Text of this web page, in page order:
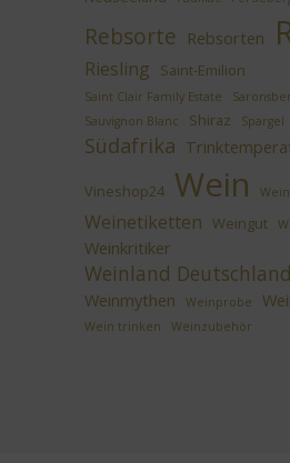
Rebsorte Rebsorten
Riesling Saint-Emilion
Saint Clair Family Estate
Sauvignon Blanc
Shiraz Spargel
Südafrika
Vineshop24 Wein
Weinetiketten Weingut
Weinkritiker
Weinland Deutschland
Weinmythen Weinprobe
Wein trinken Weinzubehör